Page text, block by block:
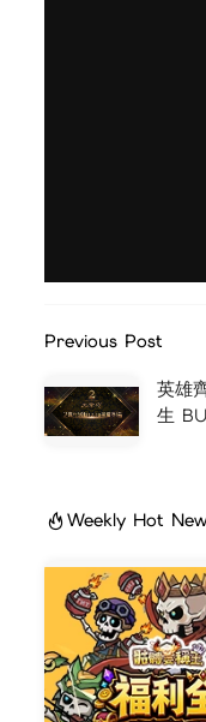
Previous Post
英雄
生
Weekly Hot